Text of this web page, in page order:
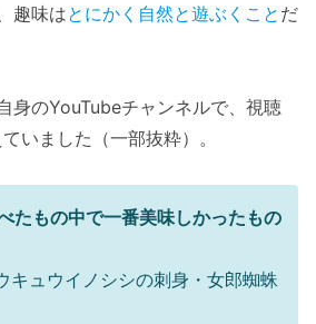
趣味はとにかく自然と遊ぶくこと だ
身のYouTubeチャンネルで、視聴
いました（一部抜粋）。
たもの中で一番美味しかったもの
キュウイノシシの刺身・女郎蜘蛛